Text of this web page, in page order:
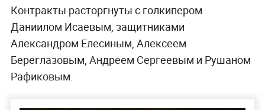
Контракты расторгнуты с голкипером
Даниилом Исаевым, защитниками
Александром Елесиным, Алексеем
Береглазовым, Андреем Сергеевым и Рушаном
Рафиковым.